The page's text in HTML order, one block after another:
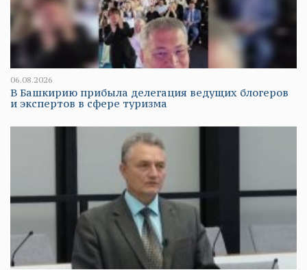
06.08.2026
В Башкирию прибыла делегация ведущих блогеров
и экспертов в сфере туризма